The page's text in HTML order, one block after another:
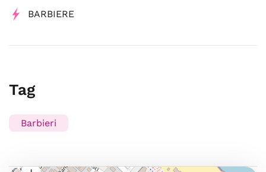
BARBIERE
Tag
Barbieri